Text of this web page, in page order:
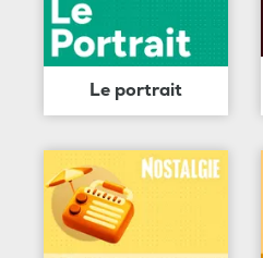
Le portrait